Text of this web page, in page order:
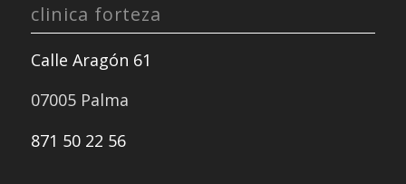
clinica forteza
Calle Aragón 61
07005 Palma
871 50 22 56